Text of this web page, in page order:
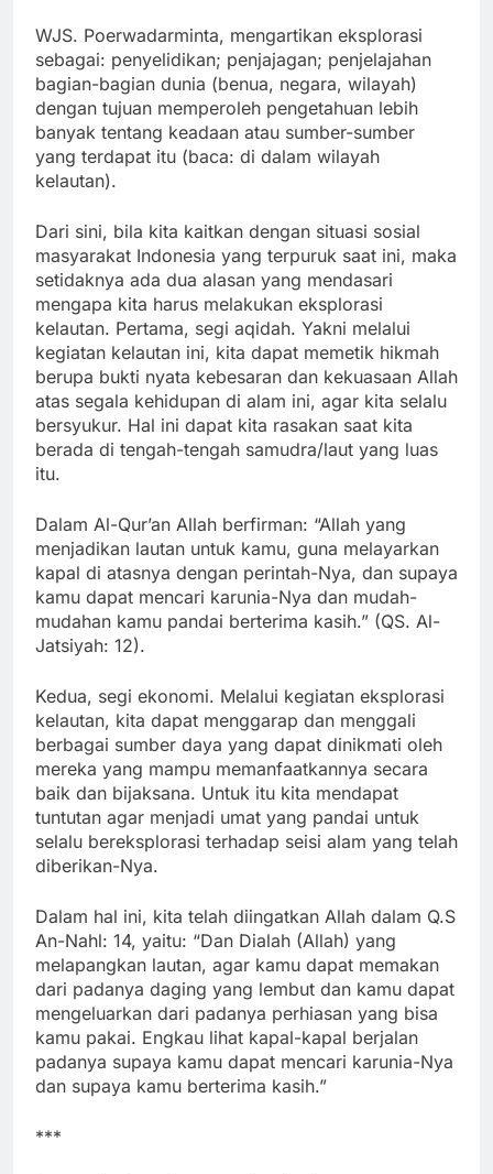
WJS. Poerwadarminta, mengartikan eksplorasi
sebagai: penyelidikan; penjajagan; penjelajahan
bagian-bagian dunia (benua, negara, wilayah)
dengan tujuan memperoleh pengetahuan lebih
banyak tentang keadaan atau sumber-sumber
yang terdapat itu (baca: di dalam wilayah
kelautan).
Dari sini, bila kita kaitkan dengan situasi sosial
masyarakat Indonesia yang terpuruk saat ini, maka
setidaknya ada dua alasan yang mendasari
mengapa kita harus melakukan eksplorasi
kelautan. Pertama, segi aqidah. Yakni melalui
kegiatan kelautan ini, kita dapat memetik hikmah
berupa bukti nyata kebesaran dan kekuasaan Allah
atas segala kehidupan di alam ini, agar kita selalu
bersyukur. Hal ini dapat kita rasakan saat kita
berada di tengah-tengah samudra/laut yang luas
itu.
Dalam Al-Qur’an Allah berfirman: “Allah yang
menjadikan lautan untuk kamu, guna melayarkan
kapal di atasnya dengan perintah-Nya, dan supaya
kamu dapat mencari karunia-Nya dan mudah-
mudahan kamu pandai berterima kasih.” (QS. Al-
Jatsiyah: 12).
Kedua, segi ekonomi. Melalui kegiatan eksplorasi
kelautan, kita dapat menggarap dan menggali
berbagai sumber daya yang dapat dinikmati oleh
mereka yang mampu memanfaatkannya secara
baik dan bijaksana. Untuk itu kita mendapat
tuntutan agar menjadi umat yang pandai untuk
selalu bereksplorasi terhadap seisi alam yang telah
diberikan-Nya.
Dalam hal ini, kita telah diingatkan Allah dalam Q.S
An-Nahl: 14, yaitu: “Dan Dialah (Allah) yang
melapangkan lautan, agar kamu dapat memakan
dari padanya daging yang lembut dan kamu dapat
mengeluarkan dari padanya perhiasan yang bisa
kamu pakai. Engkau lihat kapal-kapal berjalan
padanya supaya kamu dapat mencari karunia-Nya
dan supaya kamu berterima kasih.”
***